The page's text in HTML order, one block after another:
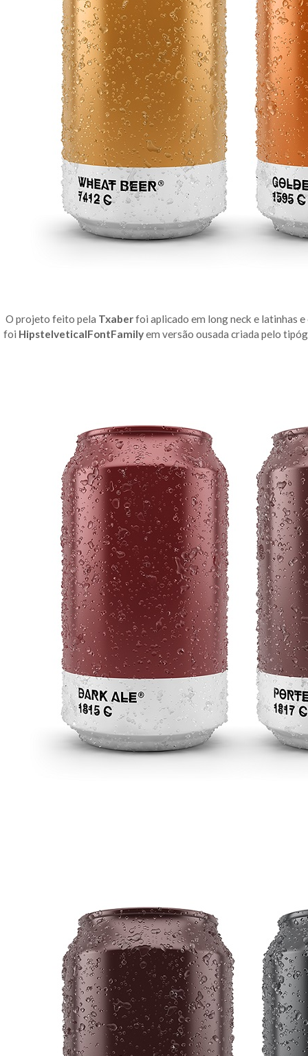
O projeto feito pela Txaberfoi aplicado em long neck e latinhas
foi HipstelveticalFontFamilyem versão ousada criada pelo